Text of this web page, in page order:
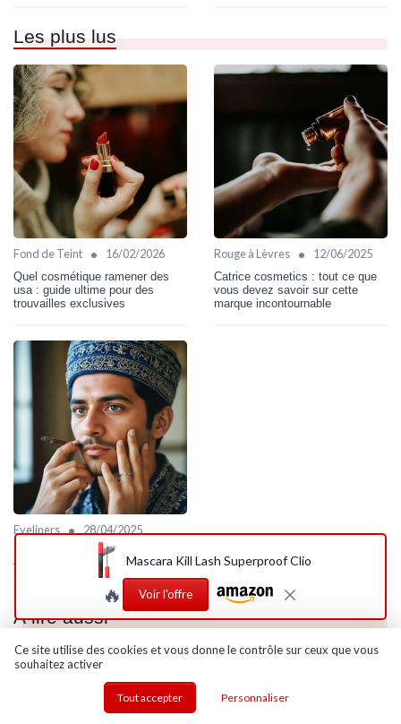
Les plus lus
Fond de Teint • 16/02/2026
Quel cosmétique ramener des
usa : guide ultime pour des
trouvailles exclusives
Rouge à Lèvres • 12/06/2025
Catrice cosmetics : tout ce que
vous devez savoir sur cette
marque incontournable
Eyeliners • 28/04/2025
L'art du khôl pour homme : une
tradition revisitée
À lire aussi
Mascara Kill Lash Superproof Clio
🔥 Voir l'offre
Ce site utilise des cookies et vous donne le contrôle sur ceux que vous
souhaitez activer
Tout accepter Personnaliser